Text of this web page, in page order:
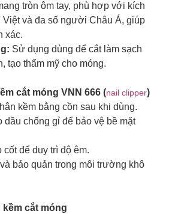
tròn ôm tay, phù hợp với kích
và đa số người Châu Á, giúp
xác.
Sử dụng dùng để cắt làm sạch
tạo thẩm mỹ cho móng.
cắt móng VNN 666 (nail clipper)
kềm bằng cồn sau khi dùng.
dầu chống gỉ để bảo vệ bề mặt
để duy trì độ êm.
bảo quản trong môi trường khô
cắt móng